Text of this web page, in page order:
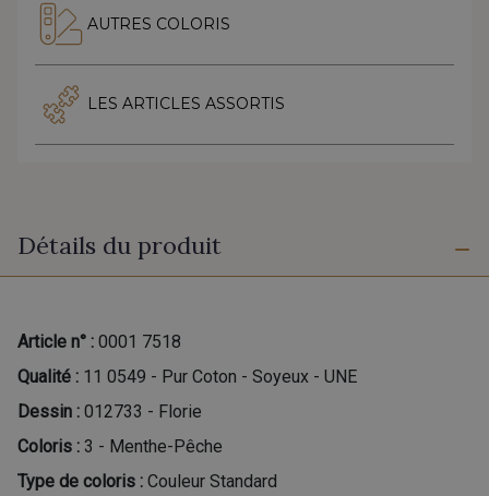
AUTRES COLORIS
LES ARTICLES ASSORTIS
Détails du produit
Article n° : 0001 7518
Qualité : 11 0549 - Pur Coton - Soyeux - UNE
Dessin : 012733 - Florie
Coloris : 3 - Menthe-Pêche
Type de coloris : Couleur Standard